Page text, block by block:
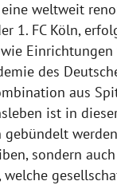
weltweit
1. FC Köln,
des
aus
ist in
gebündelt
sondern
welche